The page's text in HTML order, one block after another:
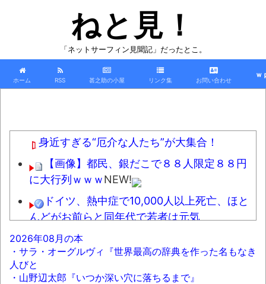
ねと見！
「ネットサーフィン見聞記」だったとこ。
ホーム RSS 甚之助の小屋 リンク集 お問い合わせ
ｗ
身近すぎる“厄介な人たち”が大集合！
【画像】都民、銀だこで８８人限定８８円
に大行列ｗｗｗNEW!
ドイツ、熱中症で10,000人以上死亡、ほと
んどがお前らと同年代で若者は元気
&#128170;
【画像】これ同じ色らしいぞｗｗｗｗｗｗ
NEW!
2026年08月の本
・サラ・オーグルヴィ『世界最高の辞典を作った名もなき
人びと
・山野辺太郎『いつか深い穴に落ちるまで』